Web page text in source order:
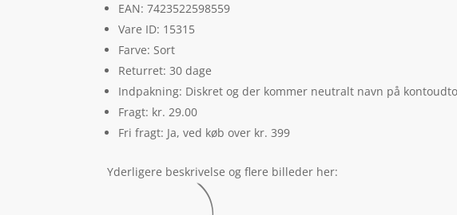
EAN: 7423522598559
Vare ID: 15315
Farve: Sort
Returret: 30 dage
Indpakning: Diskret og der kommer neutralt navn på
Fragt: kr. 29.00
Fri fragt: Ja, ved køb over kr. 399
Yderligere beskrivelse og flere billeder her: